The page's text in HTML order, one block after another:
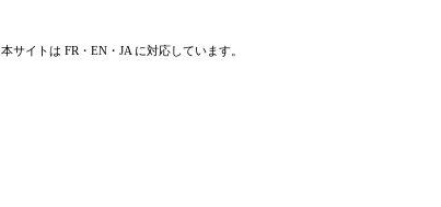
本サイトは FR・EN・JA に対応しています。